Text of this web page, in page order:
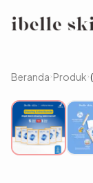
Beranda Produk